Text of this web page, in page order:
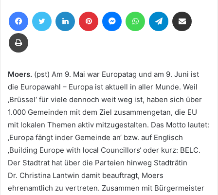
eine
E-
FacebookTwitter LinkedIn Pinterest MessengerWhatsAppTelegram
Drucken
Moers. (pst) Am 9. Mai war Europatag und am 9. Juni ist
die Europawahl – Europa ist aktuell in aller Munde. Weil
‚Brüssel‘ für viele dennoch weit weg ist, haben sich über
1.000 Gemeinden mit dem Ziel zusammengetan, die EU
mit lokalen Themen aktiv mitzugestalten. Das Motto lautet:
‚Europa fängt inder Gemeinde an‘ bzw. auf Englisch
‚Building Europe with local Councillors‘ oder kurz: BELC.
Der Stadtrat hat über die Parteien hinweg Stadträtin
Dr. Christina Lantwin damit beauftragt, Moers
ehrenamtlich zu vertreten. Zusammen mit Bürgermeister